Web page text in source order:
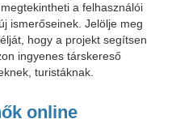
a felhasználói
ismerőseinek. Jelölje meg
hogy a projekt segítsen
ingyenes társkereső
turistáknak.
online